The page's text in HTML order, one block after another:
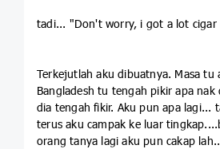
tadi... "Don't worry, i got a lot
Terkejutlah aku dibuatnya. Masa tu
Bangladesh tu tengah pikir apa nak
dia tengah fikir. Aku pun apa lagi...
terus aku campak ke luar
orang tanya lagi aku pun cakap